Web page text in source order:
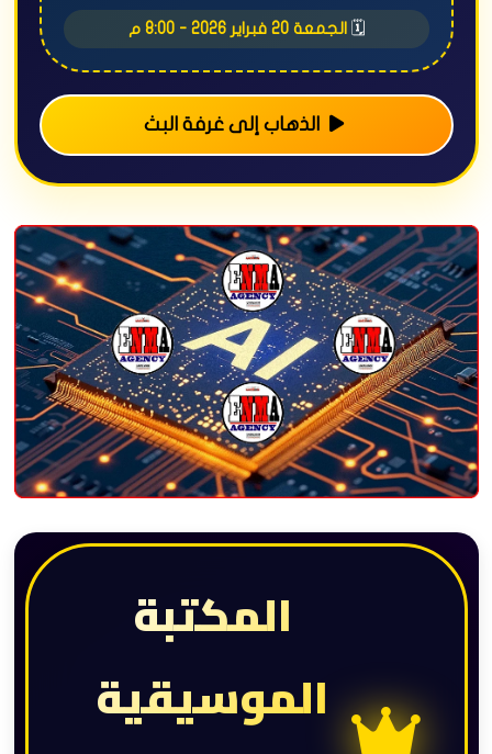
🗓️ الجمعة 20 فبراير 2026 - 8:00 م
الذهاب إلى غرفة البث